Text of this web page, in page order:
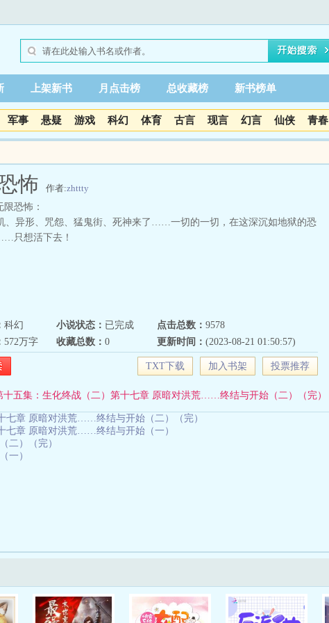
上架新书 月点击榜 总收藏榜 新书榜单
军事 悬疑 游戏 科幻 体育 古言 现言 幻言 仙侠 青春
怖 作者:zhttty
限恐怖：
异形、咒怨、猛鬼街、死神来了……一切的一切，在这深沉如地狱的恐
只想活下去！
科幻 小说状态： 已完成 点击总数： 9578
572万字 收藏总数： 0 更新时间： (2023-08-21 01:50:57)
TXT下载 加入书架 投票推荐
十五集：生化终战（二）第十七章 原暗对洪荒……终结与开始（二）（完）
七章 原暗对洪荒……终结与开始（二）（完）
七章 原暗对洪荒……终结与开始（一）
二）（完）
一）